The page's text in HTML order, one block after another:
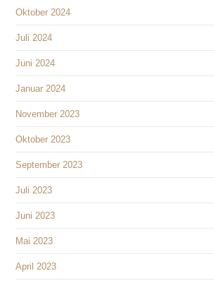
Oktober 2024
Juli 2024
Juni 2024
Januar 2024
November 2023
Oktober 2023
September 2023
Juli 2023
Juni 2023
Mai 2023
April 2023